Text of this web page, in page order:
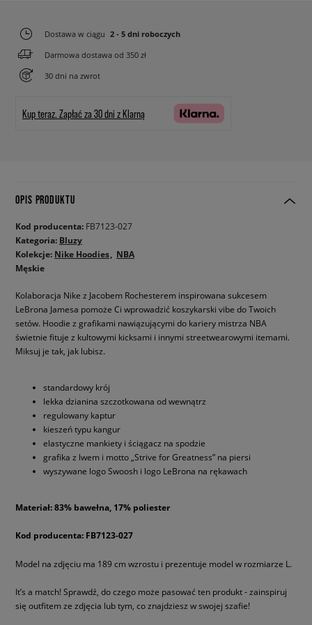
Dostawa w ciągu 2 - 5 dni roboczych
Darmowa dostawa od 350 zł
30 dni na zwrot
Kup teraz. Zapłać za 30 dni z Klarną
OPIS PRODUKTU
Kod producenta: FB7123-027
Kategoria: Bluzy
Kolekcje: Nike Hoodies
NBA
Męskie
Kolaboracja Nike z Jacobem Rochesterem inspirowana sukcesem
LeBrona Jamesa pomoże Ci wprowadzić koszykarski vibe do Twoich
setów. Hoodie z grafikami nawiązującymi do kariery mistrza NBA
świetnie fituje z kultowymi kicksami i innymi streetwearowymi itemami.
Miksuj je tak, jak lubisz.
standardowy krój
lekka dzianina szczotkowana od wewnątrz
regulowany kaptur
kieszeń typu kangur
elastyczne mankiety i ściągacz na spodzie
grafika z lwem i motto „Strive for Greatness” na piersi
wyszywane logo Swoosh i logo LeBrona na rękawach
Materiał: 83% bawełna, 17% poliester
Kod producenta: FB7123-027
Model na zdjęciu ma 189 cm wzrostu i prezentuje model w rozmiarze L.
It’s a match! Sprawdź, do czego może pasować ten produkt - zainspiruj
się outfitem ze zdjęcia lub tym, co znajdziesz w swojej szafie!